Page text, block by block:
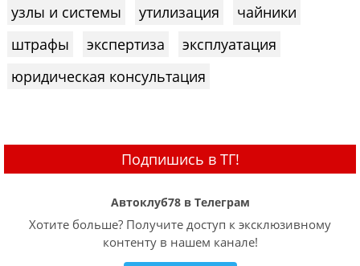
узлы и системы
утилизация
чайники
штрафы
экспертиза
эксплуатация
юридическая консультация
Подпишись в ТГ!
Автоклуб78 в Телеграм
Хотите больше? Получите доступ к эксклюзивному
контенту в нашем канале!